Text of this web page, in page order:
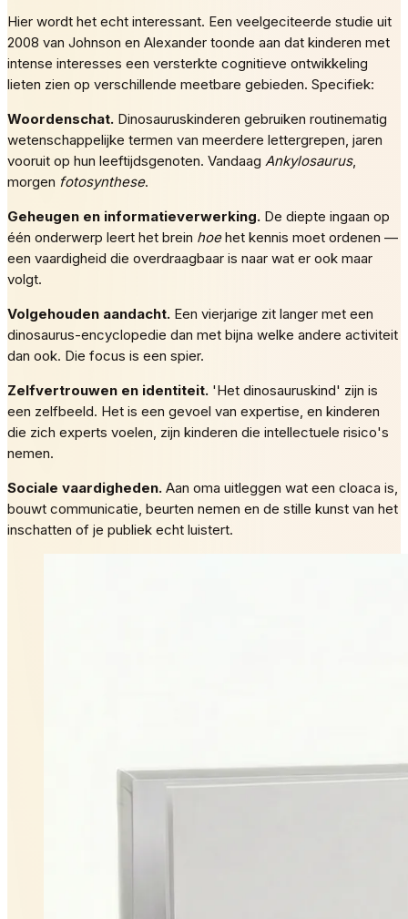
Hier wordt het echt interessant. Een veelgeciteerde studie uit
2008 van Johnson en Alexander toonde aan dat kinderen met
intense interesses een versterkte cognitieve ontwikkeling
lieten zien op verschillende meetbare gebieden. Specifiek:
Woordenschat. Dinosauruskinderen gebruiken routinematig
wetenschappelijke termen van meerdere lettergrepen, jaren
vooruit op hun leeftijdsgenoten. Vandaag Ankylosaurus,
morgen fotosynthese.
Geheugen en informatieverwerking. De diepte ingaan op
één onderwerp leert het brein hoehet kennis moet ordenen —
een vaardigheid die overdraagbaar is naar wat er ook maar
volgt.
Volgehouden aandacht. Een vierjarige zit langer met een
dinosaurus-encyclopedie dan met bijna welke andere activiteit
dan ook. Die focus is een spier.
Zelfvertrouwen en identiteit. 'Het dinosauruskind' zijn is
een zelfbeeld. Het is een gevoel van expertise, en kinderen
die zich experts voelen, zijn kinderen die intellectuele risico's
nemen.
Sociale vaardigheden. Aan oma uitleggen wat een cloaca is,
bouwt communicatie, beurten nemen en de stille kunst van het
inschatten of je publiek echt luistert.